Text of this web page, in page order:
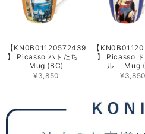
【KN0B01120572439
】 Picasso ハトたち
Mug (BC)
¥3,850
【
】 Picasso
ル Mug
¥3,850